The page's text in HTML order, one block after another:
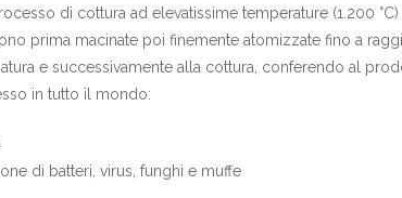
di cottura ad elevatissime temperature (1.200
prima macinate poi finemente atomizzate fino a
e successivamente alla cottura, conferendo al
in tutto il mondo:
di batteri, virus, funghi e muffe